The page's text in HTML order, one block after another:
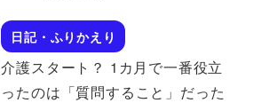
日記・ふりかえり
介護スタート？ 1カ月で一番役立
ったのは「質問すること」だった